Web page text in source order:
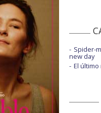
Spider-
new day
El último